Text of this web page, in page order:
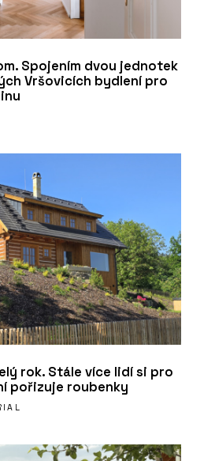
Spojením dvou jednotek
Vršovicích bydlení pro
rok. Stále více lidí si pro
pořizuje roubenky